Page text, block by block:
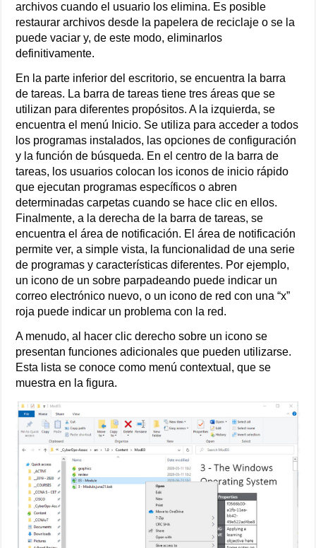
archivos cuando el usuario los elimina. Es posible
restaurar archivos desde la papelera de reciclaje o se la
puede vaciar y, de este modo, eliminarlos
definitivamente.
En la parte inferior del escritorio, se encuentra la barra
de tareas. La barra de tareas tiene tres áreas que se
utilizan para diferentes propósitos. A la izquierda, se
encuentra el menú Inicio. Se utiliza para acceder a todos
los programas instalados, las opciones de configuración
y la función de búsqueda. En el centro de la barra de
tareas, los usuarios colocan los iconos de inicio rápido
que ejecutan programas específicos o abren
determinadas carpetas cuando se hace clic en ellos.
Finalmente, a la derecha de la barra de tareas, se
encuentra el área de notificación. El área de notificación
permite ver, a simple vista, la funcionalidad de una serie
de programas y características diferentes. Por ejemplo,
un icono de un sobre parpadeando puede indicar un
correo electrónico nuevo, o un icono de red con una “x”
roja puede indicar un problema con la red.
A menudo, al hacer clic derecho sobre un icono se
presentan funciones adicionales que pueden utilizarse.
Esta lista se conoce como menú contextual, que se
muestra en la figura.